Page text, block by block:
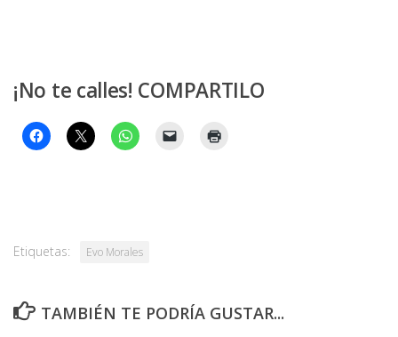
¡No te calles! COMPARTILO
Etiquetas: Evo Morales
TAMBIÉN TE PODRÍA GUSTAR...